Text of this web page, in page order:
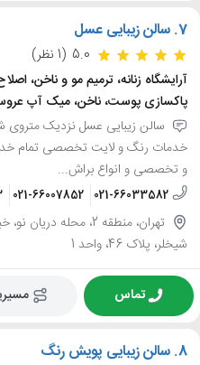
7. سالن زیبایی عسل
5.0 (1 نظر)
آرایشگاه زنانه، ترمیم مو و ناخن،
پاکسازی پوست، ناخن، میک آپ
خدمات رنگ و لایت تخصصی تمام
و تخصصی و انواع براش...
021-66033582
021-66007852
تهران، منطقه 2، محله
شیخلر، پلاک 46، واحد 1
تماس
8. سالن زیبایی پویش رنگ